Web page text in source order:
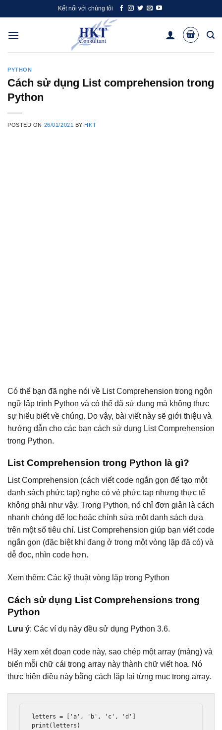
to
content
Kết nối với chúng tôi
PYTHON
Cách sử dụng List comprehension trong
Python
POSTED ON 26/01/2021 BY HKT
Có thể bạn đã nghe nói về List Comprehension trong ngôn
ngữ lập trình Python và có thể đã sử dụng mà không thực
sự hiểu biết về chúng. Do vậy, bài viết này sẽ giới thiệu và
hướng dẫn cho các bạn cách sử dụng List Comprehension
trong Python.
List Comprehension trong Python là gì?
List Comprehension (cách viết code ngắn gọn để tạo một
danh sách phức tạp) nghe có vẻ phức tạp nhưng thực tế
không phải như vậy. Trong Python, nó chỉ đơn giản là cách
nhanh chóng để lọc hoặc chỉnh sửa một danh sách dựa
trên một số tiêu chí. List Comprehension giúp bạn viết code
ngắn gọn (đặc biệt khi đang ở trong một vòng lặp đã có) và
dễ đọc, nhìn code hơn.
Xem thêm: Các kỹ thuật vòng lặp trong Python
Cách sử dụng List Comprehensions trong
Python
Lưu ý: Các ví dụ này đều sử dụng Python 3.6.
Hãy xem xét đoạn code này, sao chép một array (mảng) và
biến mỗi chữ cái trong array này thành chữ viết hoa. Nó
thực hiện điều này bằng cách lặp lại từng mục trong array.
letters = [ 'a' , 'b' , 'c' , 'd' ]
print ( letters )